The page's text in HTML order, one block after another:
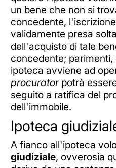
un bene che non si
concedente,
validamente presa
dell'acquisto di tale
concedente;
ipoteca avviene ad
procuratorpotrà
seguito a ratifica del
dell'immobile.
Ipoteca
A fianco all'ipoteca
giudiziale, ovverosia